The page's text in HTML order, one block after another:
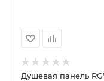
Душевая панель